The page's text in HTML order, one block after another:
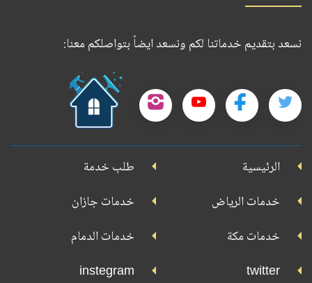
نسعد بتقديم خدماتنا لكم ونسعد ايضاً بتواصلكم معنا:
تابعنا
تويتر
تابعنا
تابعنا
تابعنا
إنستجرام
جوجل
الرئيسية
طلب خدمة
خدمات الرياض
خدمات جازان
خدمات مكة
خدمات الدمام
twitter
instegram